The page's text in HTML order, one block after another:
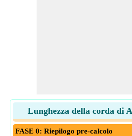
Lunghezza della corda di
FASE 0: Riepilogo pre-calcolo